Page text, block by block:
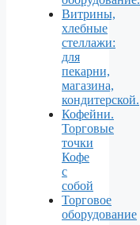
Витрины,
хлебные
стеллажи:
для
пекарни,
магазина,
кондитерской.
Кофейни.
Торговые
точки
Кофе
с
собой
Торговое
оборудование